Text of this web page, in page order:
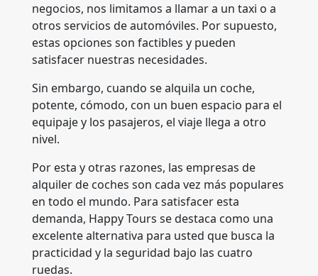
negocios, nos limitamos a llamar a un taxi o a
otros servicios de automóviles. Por supuesto,
estas opciones son factibles y pueden
satisfacer nuestras necesidades.
Sin embargo, cuando se alquila un coche,
potente, cómodo, con un buen espacio para el
equipaje y los pasajeros, el viaje llega a otro
nivel.
Por esta y otras razones, las empresas de
alquiler de coches son cada vez más populares
en todo el mundo. Para satisfacer esta
demanda, Happy Tours se destaca como una
excelente alternativa para usted que busca la
practicidad y la seguridad bajo las cuatro
ruedas.